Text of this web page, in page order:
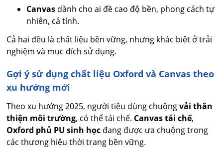
Canvas dành cho ai đề cao độ bền, phong cách tự
nhiên, cá tính.
Cả hai đều là chất liệu bền vững, nhưng khác biệt ở trải
nghiệm và mục đích sử dụng.
Gợi ý sử dụng chất liệu Oxford và Canvas theo
xu hướng mới
Theo xu hướng 2025, người tiêu dùng chuộngvải thân
thiện môi trường, có thể tái chế. Canvas tái chế,
Oxford phủ PU sinh học đang được ưa chuộng trong
các thương hiệu thời trang bền vững.